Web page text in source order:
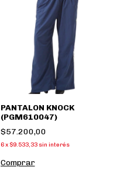
PANTALON KNOCK
(PGM610047)
$57.200,00
6 x $9.533,33 sin interés
Comprar